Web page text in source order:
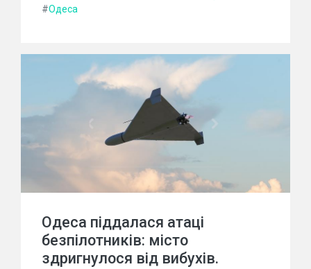
#Одеса
Одеса піддалася атаці
безпілотників: місто
здригнулося від вибухів.